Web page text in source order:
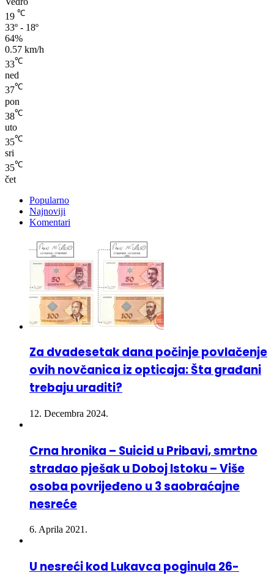
33º - 18º
64%
0.57 km/h
33℃
ned
37 ℃
pon
38
℃
uto
35 ℃
sri
35 ℃
čet
Komentari
Za dvadesetak dana počinje povlačenje
ovih novčanica iz opticaja: Šta građani
trebaju uraditi?
12. Decembra 2024.
stradao pješak u Doboj Istoku – Više
osoba povrijeđeno u 3 saobraćajne
nesreće
6. Aprila 2021.
godišnjakinja iz Gračanice